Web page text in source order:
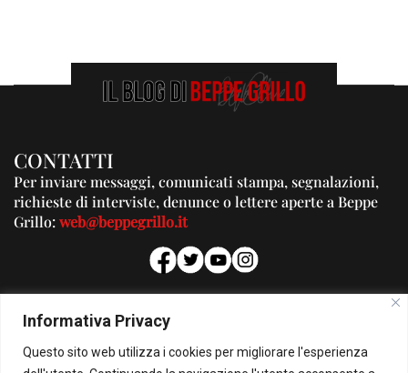
Informativa Privacy
Questo sito web utilizza i cookies per migliorare l'esperienza
CONTATTI
Per inviare messaggi, comunicati stampa, segnalazioni,
richieste di interviste, denunce o lettere aperte a Beppe
Grillo:web@beppegrillo.it
PUBBLICITA'
Per la tua pubblicità su questo Blog:
pubblicita@beppegrillo.it